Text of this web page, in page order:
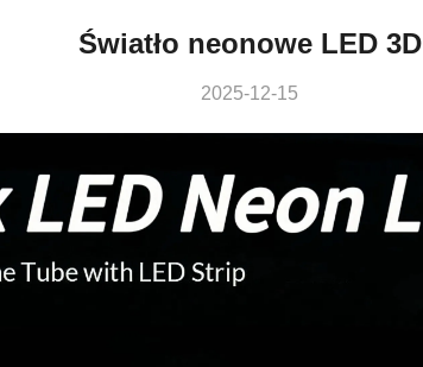
Światło neonowe LED 3D
2025-12-15